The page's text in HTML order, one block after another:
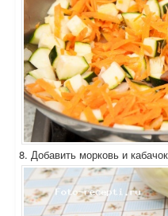
8. Добавить морковь и